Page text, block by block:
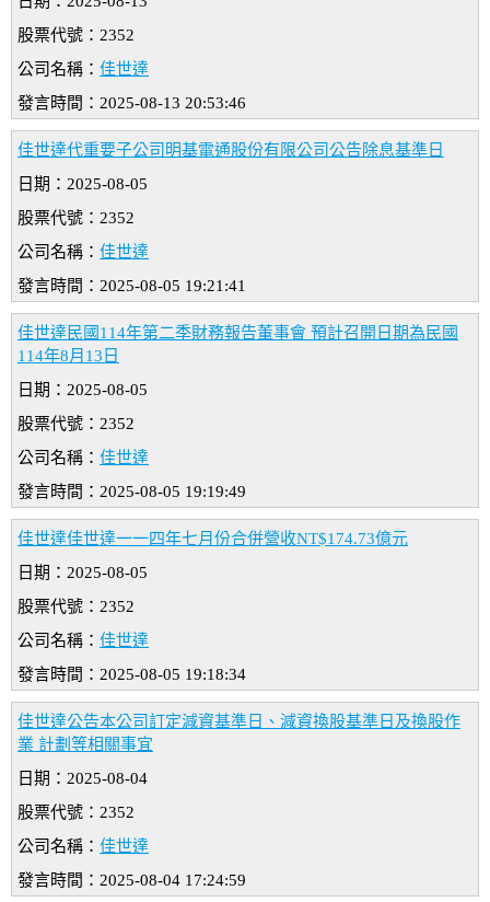
股票代號：2352
公司名稱： 佳世達
發言時間：2025-08-13 20:53:46
佳世達代重要子公司明基電通股份有限公司公告除息基準日
日期：2025-08-05
股票代號：2352
公司名稱： 佳世達
發言時間：2025-08-05 19:21:41
佳世達民國114年第二季財務報告董事會 預計召開日期為民國
114年8月13日
日期：2025-08-05
股票代號：2352
公司名稱： 佳世達
發言時間：2025-08-05 19:19:49
佳世達佳世達一一四年七月份合併營收NT$174.73億元
日期：2025-08-05
股票代號：2352
公司名稱： 佳世達
發言時間：2025-08-05 19:18:34
佳世達公告本公司訂定減資基準日、減資換股基準日及換股作
業 計劃等相關事宜
日期：2025-08-04
股票代號：2352
公司名稱： 佳世達
發言時間：2025-08-04 17:24:59